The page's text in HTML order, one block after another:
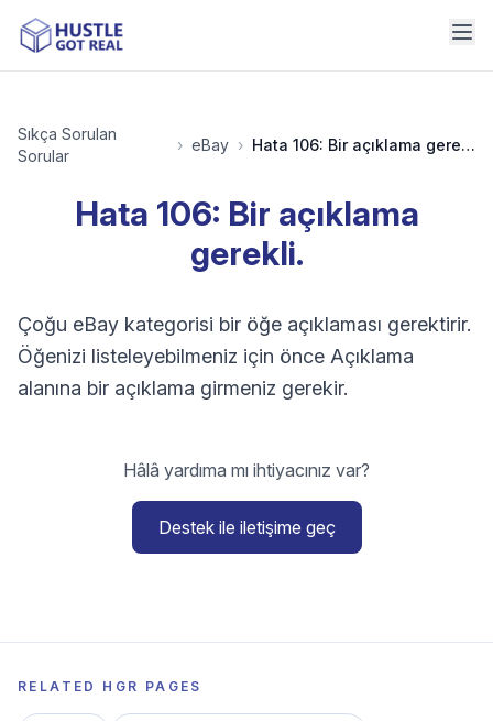
Sıkça Sorulan
Sorular
› eBay › Hata 106: Bir açıklama gerekli.
Hata 106: Bir açıklama
gerekli.
Çoğu eBay kategorisi bir öğe açıklaması gerektirir.
Öğenizi listeleyebilmeniz için önce Açıklama
alanına bir açıklama girmeniz gerekir.
Hâlâ yardıma mı ihtiyacınız var?
Destek ile iletişime geç
RELATED HGR PAGES